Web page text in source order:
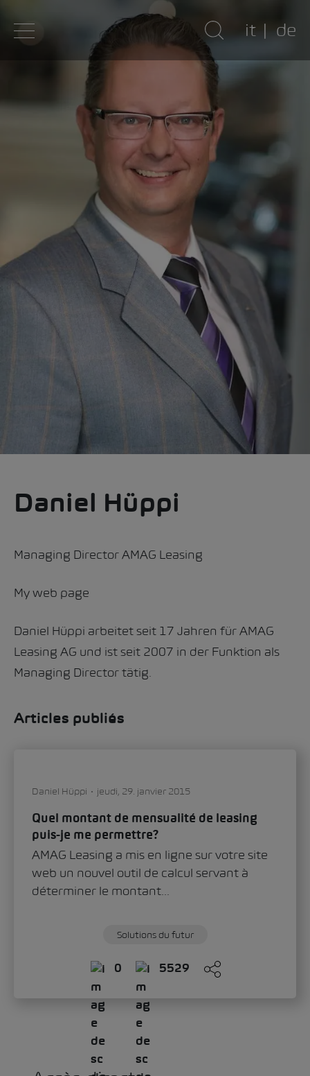
it de
Daniel Hüppi
Managing Director AMAG Leasing
My web page
Daniel Hüppi arbeitet seit 17 Jahren für AMAG
Leasing AG und ist seit 2007 in der Funktion als
Managing Director tätig.
Articles publiés
Daniel Hüppi jeudi, 29. janvier 2015
Quel montant de mensualité de leasing
puis-je me permettre?
AMAG Leasing a mis en ligne sur votre site
web un nouvel outil de calcul servant à
déterminer le montant...
Solutions du futur
0 5529